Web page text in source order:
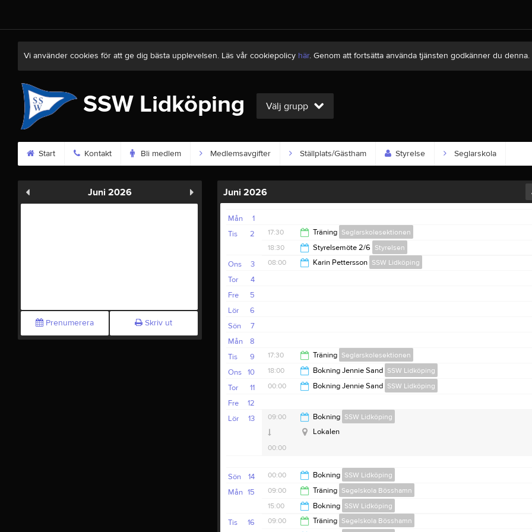
Vi använder cookies för att ge dig bästa upplevelsen. Läs vår cookiepolicy här. Genom att fortsätta använda tjänsten godkänner du denna.
SSW Lidköping Välj grupp
Start Kontakt Bli medlem Medlemsavgifter Ställplats/Gästham Styrelse Seglarskola
Juni 2026
Prenumerera Skriv ut
Juni 2026
1
Mån
2
Tis 17:30 Träning Seglarskolesektionen
20:00
18:30 Styrelsemöte 2/6 Styrelsen
3
Ons 08:00 Karin Pettersson SSW Lidköping
4
Tor
5
Fre
6
Lör
7
Sön
8
Mån
9
Tis 17:30 Träning Seglarskolesektionen
20:00
10
Ons 18:00 Bokning Jennie Sand SSW Lidköping
11
Tor 00:00 Bokning Jennie Sand SSW Lidköping
02:00
12
Fre
13
Lör 09:00 Bokning SSW Lidköping
00:00
Lokalen
14
Sön 00:00 Bokning SSW Lidköping
09:00
15
Mån 09:00 Träning Segelskola Bösshamn
16:00
15:00 Bokning SSW Lidköping
16
Tis 09:00 Träning Segelskola Bösshamn